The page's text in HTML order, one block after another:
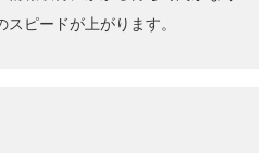
スピードが上がります。